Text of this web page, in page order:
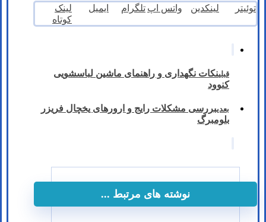
توئیتر لینکدین واتس اپ تلگرام ایمیل
لینک
کوتاه
قبلینکات نگهداری و راهنمای ماشین لباسشویی
کنوود
بعدیبررسی مشکلات رایج و ارورهای یخچال فریزر
بلومبرگ
نوشته های مرتبط ...